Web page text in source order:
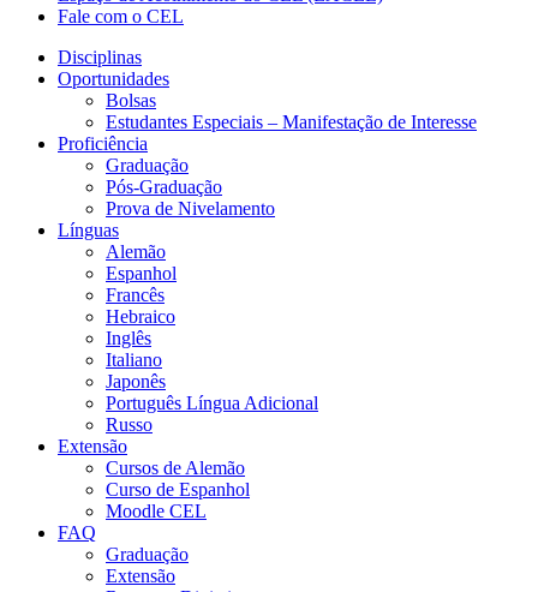
Fale com o CEL
Disciplinas
Oportunidades
Bolsas
Estudantes Especiais – Manifestação de Interesse
Proficiência
Graduação
Pós-Graduação
Prova de Nivelamento
Línguas
Alemão
Espanhol
Francês
Hebraico
Inglês
Italiano
Japonês
Português Língua Adicional
Russo
Extensão
Cursos de Alemão
Curso de Espanhol
Moodle CEL
FAQ
Graduação
Extensão